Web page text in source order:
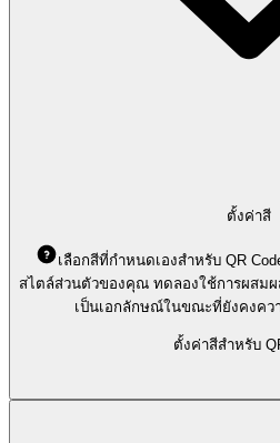
ตั้งค่าสี
เลือกสีที่กำหนดเองสำหรับ QR
สไตล์ส่วนตัวของคุณ ทดลองใช้การผสม
เป็นเอกลักษณ์ในขณะที่ยังคงคว
ตั้งค่าสีสำหรับ